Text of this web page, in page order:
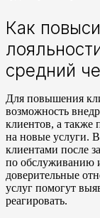
Как
средний
Для повышения
возможность
клиентов, а также
на новые услуги.
клиентами после
по обслуживанию
доверительные
услуг помогут
реагировать.